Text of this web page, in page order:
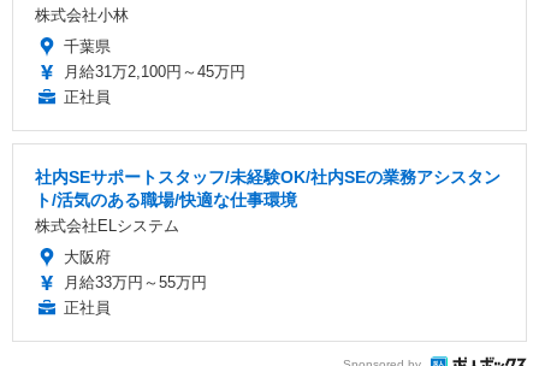
株式会社小林
千葉県
月給31万2,100円～45万円
正社員
社内SEサポートスタッフ/未経験OK/社内SEの業務アシスタン
ト/活気のある職場/快適な仕事環境
株式会社ELシステム
大阪府
月給33万円～55万円
正社員